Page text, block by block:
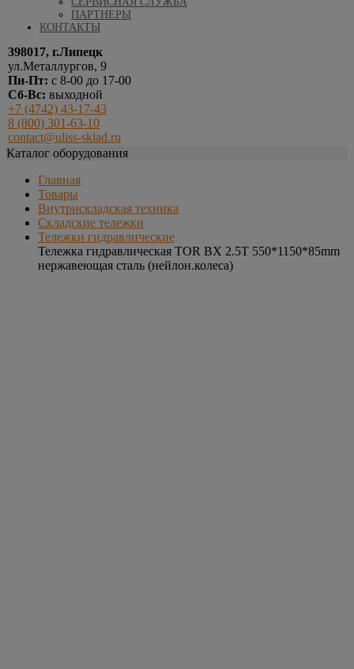
ПАРТНЕРЫ
КОНТАКТЫ
398017, г.Липецк
ул.Металлургов, 9
Пн-Пт: с 8-00 до 17-00
Сб-Вс: выходной
+7 (4742) 43-17-43
8 (800) 301-63-10
contact@uliss-sklad.ru
Каталог оборудования
Главная
Товары
Внутрискладская техника
Складские тележки
Тележки гидравлические
Тележка гидравлическая TOR BX 2.5T 550*1150*85mm
нержавеющая сталь (нейлон.колеса)